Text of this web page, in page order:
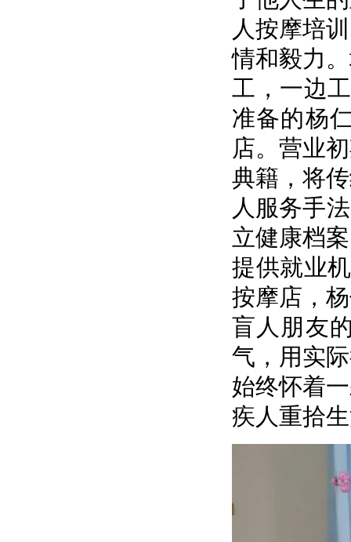
人按摩培
情和毅力
工，一边
准备的杨
店。营业
典籍，将
人服务手
立健康档
提供就业
按摩店，
盲人朋友
气，用实
始终怀着
疾人重拾